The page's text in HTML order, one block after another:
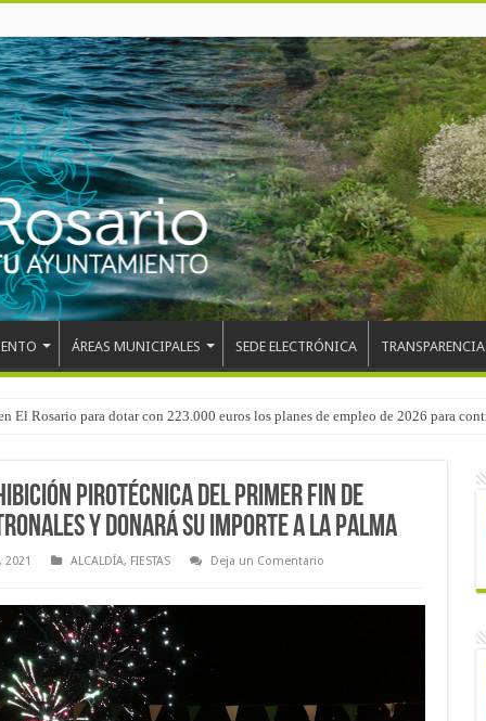
ÁREAS MUNICIPALES SEDE ELECTRÓNICA TRANSPARENCIA
del CEIP San Isidro con las demoliciones para la instalación del ascensor
pirotécnica del primer fin de
y donará su importe a La Palma
ALCALDÍA, FIESTAS
Deja un Comentario